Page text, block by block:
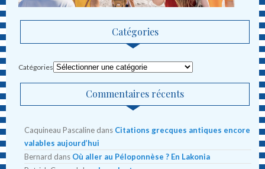
Catégories
Catégories
Commentaires récents
Caquineau Pascaline dans Citations grecques antiques encore
valables aujourd’hui
Bernard dans Où aller au Péloponnèse ? En Lakonia